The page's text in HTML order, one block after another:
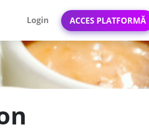
Login ACCES PLATFORMĂ